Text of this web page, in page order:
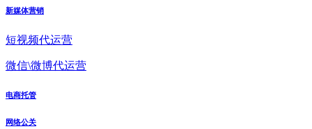
新媒体营销
短视频代运营
微信\微博代运营
电商托管
网络公关